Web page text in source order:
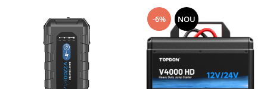
-6% NOU